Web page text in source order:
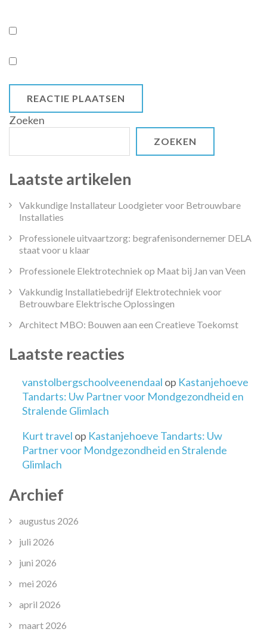
Zoeken
ZOEKEN
Laatste artikelen
Vakkundige Installateur Loodgieter voor Betrouwbare
Installaties
Professionele uitvaartzorg: begrafenisondernemer DELA
staat voor u klaar
Professionele Elektrotechniek op Maat bij Jan van Veen
Vakkundig Installatiebedrijf Elektrotechniek voor
Betrouwbare Elektrische Oplossingen
Architect MBO: Bouwen aan een Creatieve Toekomst
Laatste reacties
vanstolbergschoolveenendaal op Kastanjehoeve
Tandarts: Uw Partner voor Mondgezondheid en
Stralende Glimlach
Kurt travel op Kastanjehoeve Tandarts: Uw
Partner voor Mondgezondheid en Stralende
Glimlach
Archief
augustus 2026
juli 2026
juni 2026
mei 2026
april 2026
maart 2026